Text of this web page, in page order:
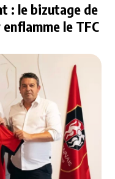
: le bizutage de
le TFC